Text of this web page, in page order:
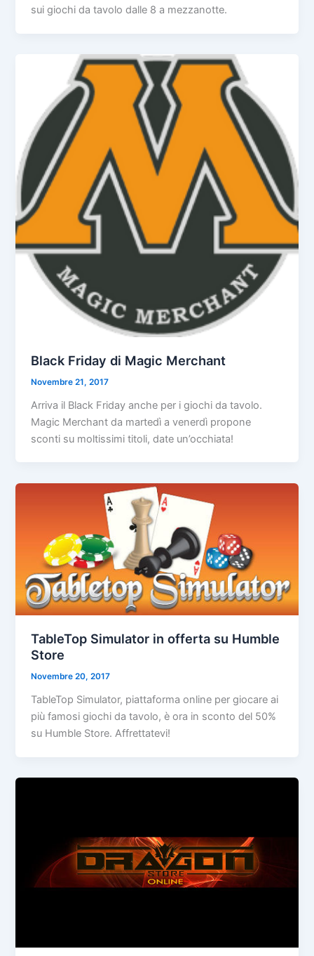
sui giochi da tavolo dalle 8 a mezzanotte.
Black Friday di Magic Merchant
Novembre 21, 2017
Arriva il Black Friday anche per i giochi da tavolo.
Magic Merchant da martedì a venerdì propone
sconti su moltissimi titoli, date un’occhiata!
TableTop Simulator in offerta su Humble
Store
Novembre 20, 2017
TableTop Simulator, piattaforma online per giocare ai
più famosi giochi da tavolo, è ora in sconto del 50%
su Humble Store. Affrettatevi!